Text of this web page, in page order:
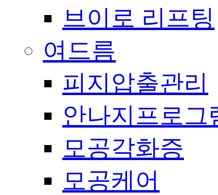
브이로 리프팅
여드름
피지압출관리
안나지프로그
모공각화증
모공케어